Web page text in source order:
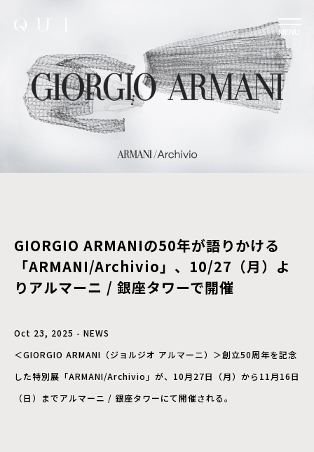
MENU
GIORGIO ARMANIの50年が語りかける
「ARMANI/Archivio」、10/27（月）よ
りアルマーニ / 銀座タワーで開催
Oct 23, 2025 - NEWS
＜GIORGIO ARMANI（ジョルジオ アルマーニ）＞創立50周年を記念
した特別展「ARMANI/Archivio」が、10月27日（月）から11月16日
（日）までアルマーニ / 銀座タワーにて開催される。